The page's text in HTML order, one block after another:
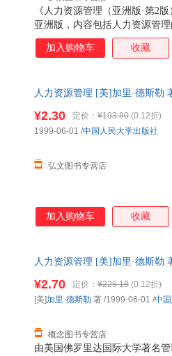
《人力资源管理（亚洲版·第2
亚洲版，内容包括人力资源管
源计分卡，工作分析，就业计
培训与开发，绩效管理与评估
动，密切联系实际，适用于工
力资源管理实践工作者以及政
参考。
加入购物车 收藏
人力资源管理 [美]加里·德斯勒
¥2.30 定价： ¥193.80 (0.12折)
弘文图书专营店
1999-06-01 /中国人民大学出版社
加入购物车 收藏
人力资源管理 [美]加里·德斯勒
由美国佛罗里达国际大学著名
¥2.70 定价： ¥225.18 (0.12折)
概念图书专营店
[美]加里·德斯勒 著 /1999-06-01 /中